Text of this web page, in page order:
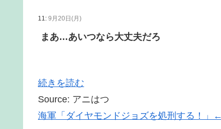
11: 9月20日(月)
まあ…あいつなら大丈夫だろ
続きを読む
Source: アニはつ
海軍「ダイヤモンドジョズを処刑する！」